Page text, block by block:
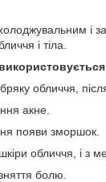
і
і тіла.
обличчя,
акне.
появи зморшок.
обличчя, і з
болю.